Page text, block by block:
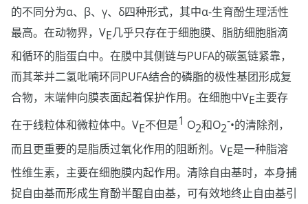
的不同分为α、β、γ、δ四种形式，其中α-生育酚生理活性
最高。在动物界，VE几乎只存在于细胞膜、脂肪细胞脂滴
和循环的脂蛋白中。在膜中其侧链与PUFA的碳氢链紧靠，
而其苯并二氢吡喃环同PUFA结合的磷脂的极性基团形成复
合物，末端伸向膜表面起着保护作用。在细胞中VE主要存
在于线粒体和微粒体中。VE不但是1 O2和O2-•的清除剂，
而且更重要的是脂质过氧化作用的阻断剂。VE是一种脂溶
性维生素，主要在细胞膜内起作用。清除自由基时，本身捕
捉自由基而形成生育酚半醌自由基，可有效地终止自由基引